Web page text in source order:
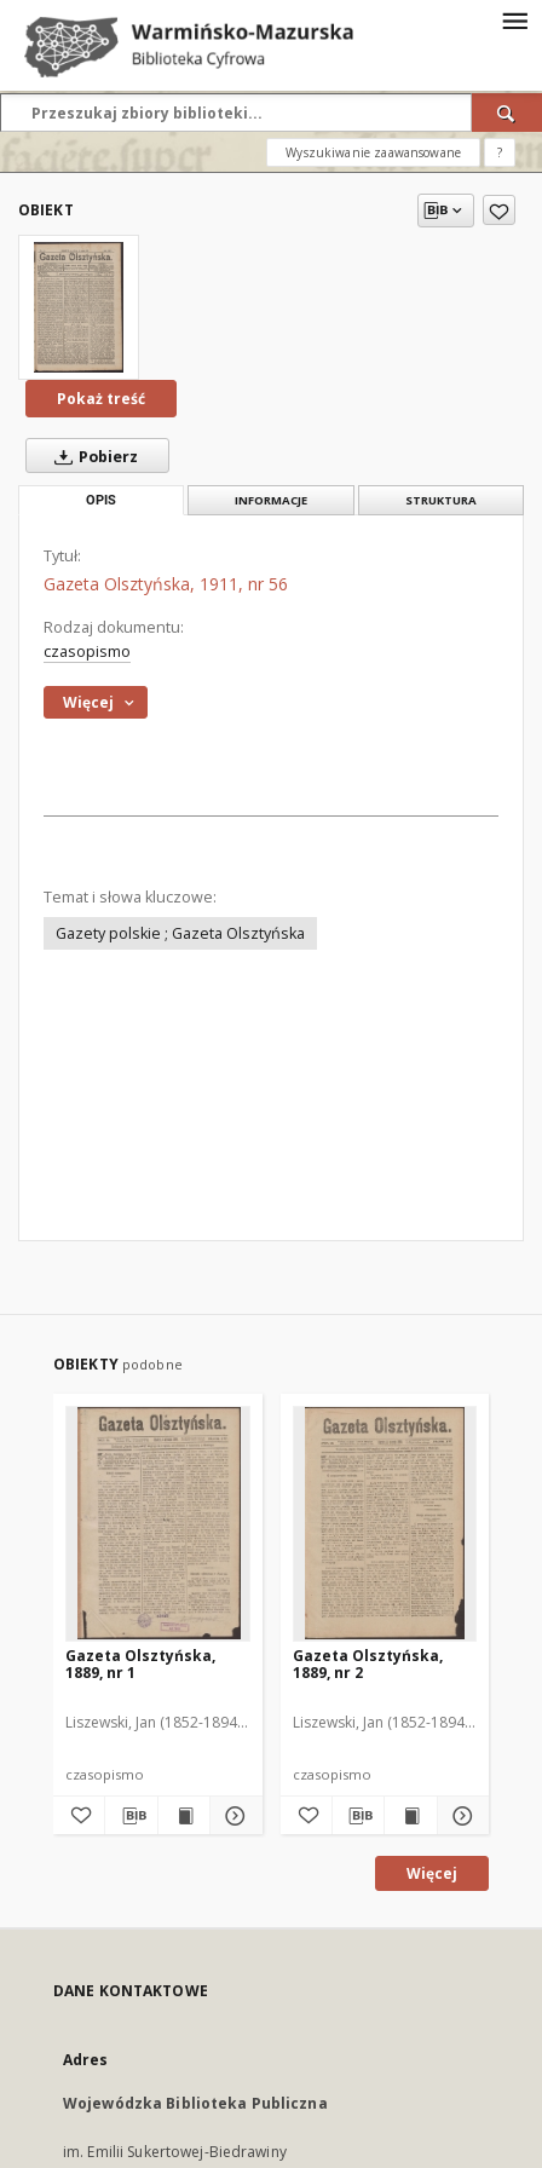
Wyszukiwanie zaawansowane ?
OBIEKT
Pokaż treść
Pobierz
OPIS INFORMACJE STRUKTURA
Tytuł:
Gazeta Olsztyńska, 1911, nr 56
Rodzaj dokumentu:
czasopismo
Więcej
Temat i słowa kluczowe:
Gazety polskie ; Gazeta Olsztyńska
OBIEKTY podobne
Gazeta Olsztyńska,
1889, nr 1
Liszewski, Jan (1852-1894). Red.
czasopismo
Gazeta Olsztyńska,
1889, nr 2
Liszewski, Jan (1852-1894). Red.
czasopismo
Więcej
DANE KONTAKTOWE
Adres
Wojewódzka Biblioteka Publiczna
im. Emilii Sukertowej-Biedrawiny